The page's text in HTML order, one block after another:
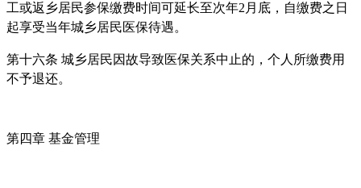
工或返乡居民参保缴费时间可延长至次年2月底，自缴费之日
起享受当年城乡居民医保待遇。
第十六条 城乡居民因故导致医保关系中止的，个人所缴费用
不予退还。
第四章 基金管理